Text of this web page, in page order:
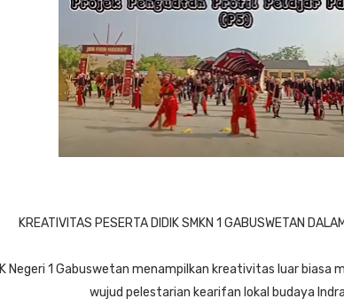
KREATIVITAS PESERTA DIDIK SMKN 1 GABUSWETAN
Negeri 1 Gabuswetan menampilkan kreativitas luar biasa
wujud pelestarian kearifan lokal budaya